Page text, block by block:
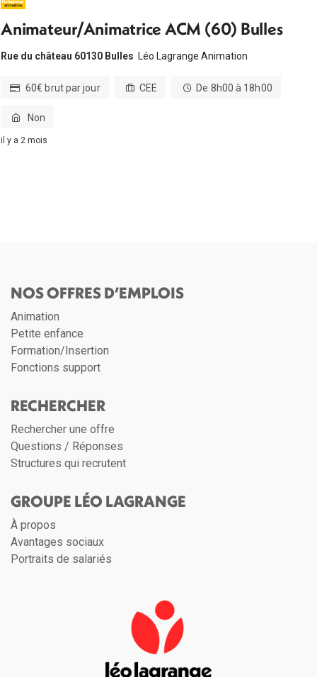
Animateur/Animatrice ACM (60) Bulles
Rue du château 60130 Bulles Léo Lagrange Animation
60€ brut par jour CEE De 8h00 à 18h00
Non
il y a 2 mois
NOS OFFRES D’EMPLOIS
Animation
Petite enfance
Formation/Insertion
Fonctions support
RECHERCHER
Rechercher une offre
Questions / Réponses
Structures qui recrutent
GROUPE LÉO LAGRANGE
À propos
Avantages sociaux
Portraits de salariés